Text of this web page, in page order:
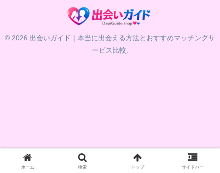
© 2026 出会いガイド｜本当に出会える方法とおすすめマッチングサ
ービス比較.
ホーム 検索 トップ サイドバー